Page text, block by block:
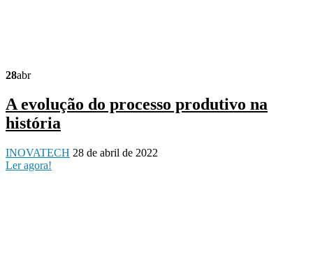
28abr
A evolução do processo produtivo na
história
INOVATECH 28 de abril de 2022
Ler agora!